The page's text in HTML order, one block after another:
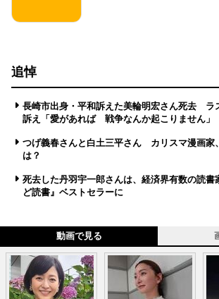
追悼
長崎市出身・平和訴えた美輪明宏さん死去 ラ
訴え「愛があれば 戦争なんか起こりません」
つげ義春さんと白土三平さん カリスマ漫画家
は？
死去した丹羽宇一郎さんは、経済界有数の読
ど読書』ベストセラーに
動画で見る